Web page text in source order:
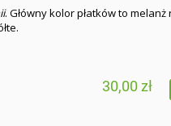
. Główny kolor płatków to melanż
30,00 zł